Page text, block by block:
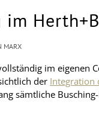
im eigenen
der Integration
sämtliche
MARX